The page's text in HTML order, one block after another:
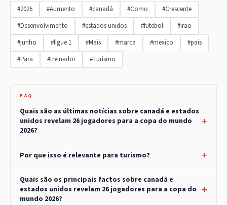
#2026 #Aumento #canadá #Como
#Crescente
#Desenvolvimento
#estados unidos #futebol
#irao
#junho
#ligue 1 #Mais #marca #mexico
#pais
#Para
#treinador #Turismo
FAQ
Quais são as últimas notícias sobre canadá e estados
unidos revelam 26 jogadores para a copa do mundo
2026?
Por que isso é relevante para turismo?
Quais são os principais factos sobre canadá e
estados unidos revelam 26 jogadores para a copa do
mundo 2026?